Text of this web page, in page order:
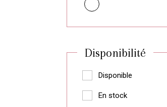
Disponibilité
Disponible
En stock